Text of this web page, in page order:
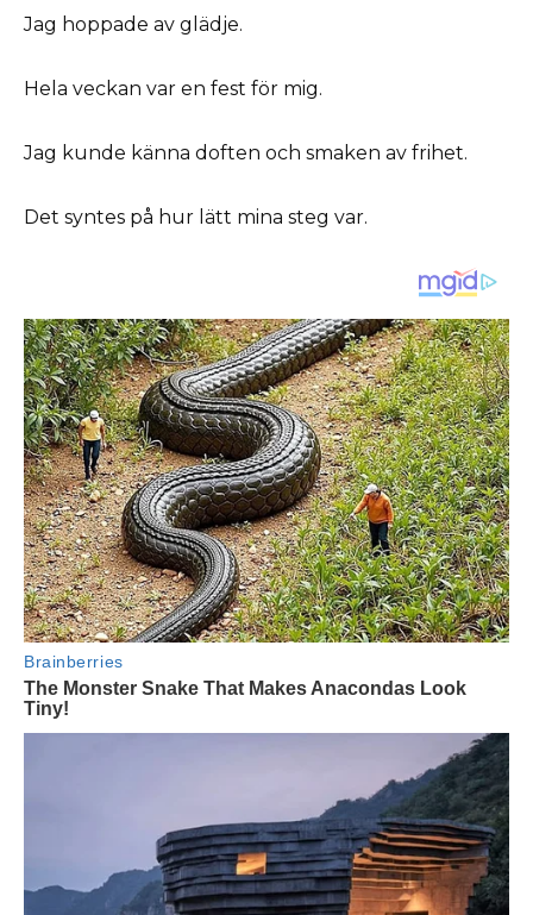
Jag hoppade av glädje.
Hela veckan var en fest för mig.
Jag kunde känna doften och smaken av frihet.
Det syntes på hur lätt mina steg var.